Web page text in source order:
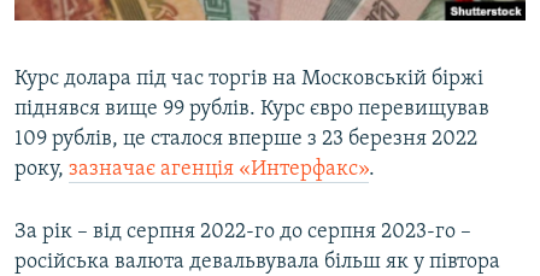
УКРАЇНСЬКА ПРОБЛЕМА КРИМУ
Усі сайти RFE/RL
Курс долара під час торгів на Московській біржі
піднявся вище 99 рублів. Курс євро перевищував
109 рублів, це сталося вперше з 23 березня 2022
року, зазначає агенція «Интерфакс».
За рік – від серпня 2022-го до серпня 2023-го –
російська валюта девальвувала більш як у півтора